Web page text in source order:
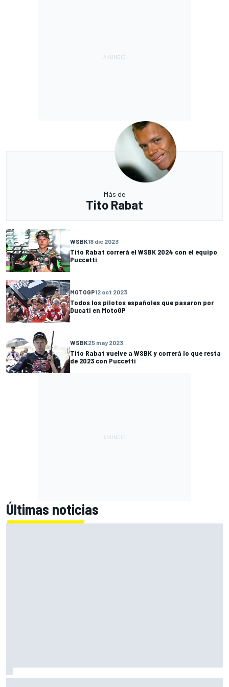
Más de
Tito Rabat
WSBK18 dic 2023
Tito Rabat correrá el WSBK 2024 con el equipo
Puccetti
MOTOGP12 oct 2023
Todos los pilotos españoles que pasaron por
Ducati en MotoGP
WSBK25 may 2023
Tito Rabat vuelve a WSBK y correrá lo que resta
de 2023 con Puccetti
Últimas noticias